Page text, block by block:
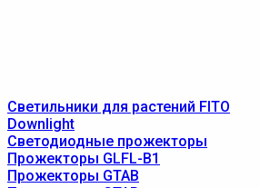
Светильники для растений FITO
Downlight
Светодиодные прожекторы
Прожекторы GLFL-B1
Прожекторы GTAB